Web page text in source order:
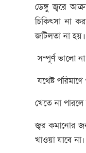
ডেঙ্গু জ্বরে
চিকিৎসা না
জটিলতা না
সম্পূর্ণ ভালো না
যথেষ্ট
খেতে না
জ্বর কমানোর
খাওয়া যাবে